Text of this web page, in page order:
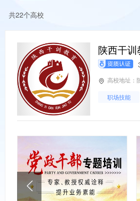
共22个高校
陕西干
高校地址：
职场技能